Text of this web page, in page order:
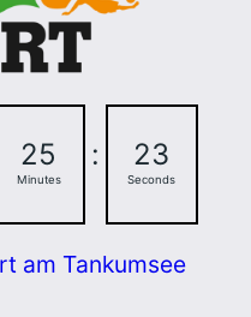
25
Minutes
: 23
Seconds
am Tankumsee